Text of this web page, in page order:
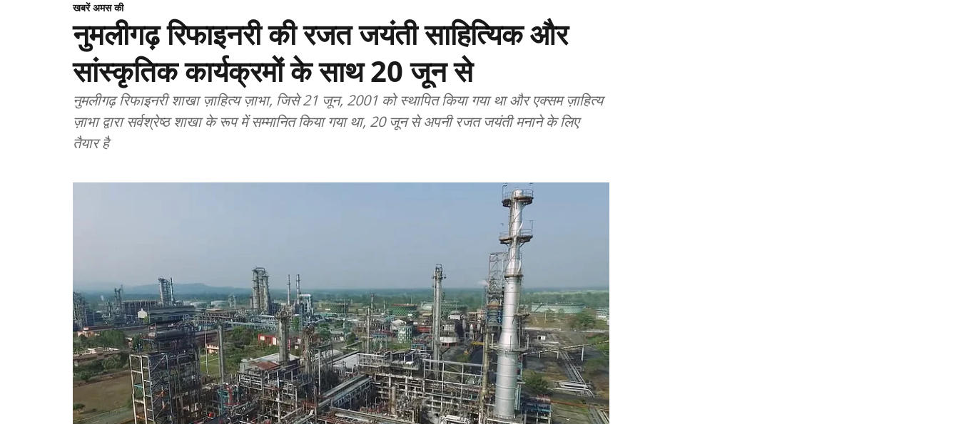
खबरें अमस की
नुमलीगढ़ रिफाइनरी की रजत जयंती साहित्यिक और
सांस्कृतिक कार्यक्रमों के साथ 20 जून से
नुमलीगढ़ रिफाइनरी शाखा ज़ाहित्य ज़ाभा, जिसे 21 जून, 2001 को स्थापित किया गया था और एक्सम ज़ाहित्य
ज़ाभा द्वारा सर्वश्रेष्ठ शाखा के रूप में सम्मानित किया गया था, 20 जून से अपनी रजत जयंती मनाने के लिए
तैयार है